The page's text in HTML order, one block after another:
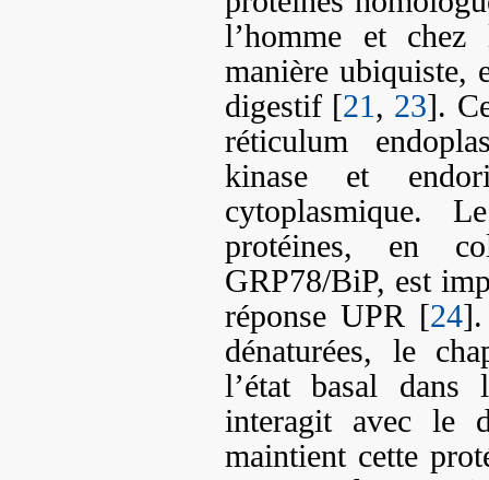
l’homme et
manière ubiquiste,
digestif [21, 23].
réticulum
kinase et
cytoplasmique.
protéines, en
GRP78/BiP, est
réponse UPR [24].
dénaturées, le
l’état basal
interagit avec le
maintient cette